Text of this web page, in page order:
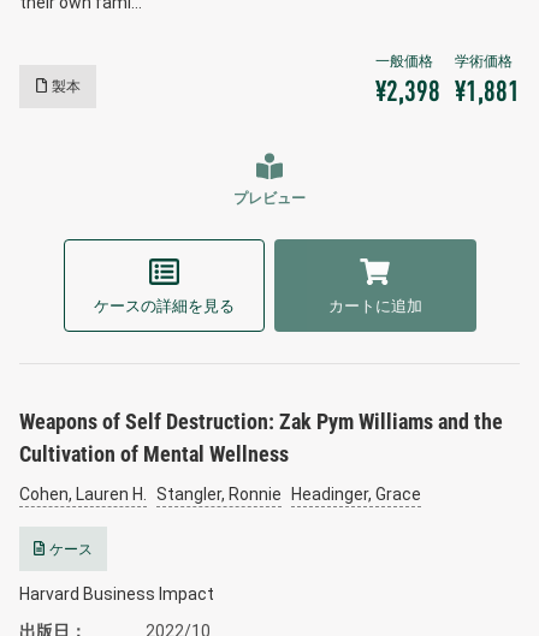
製本 ¥2,398 ¥1,881
プレビュー
ケースの詳細を見る カートに追加
Weapons of Self Destruction: Zak Pym Williams and the
Cultivation of Mental Wellness
Cohen, Lauren H. Stangler, Ronnie Headinger, Grace
ケース
Harvard Business Impact
出版日
2022/10